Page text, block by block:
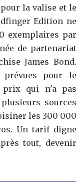
la valise et le
Edition ne
exemplaires par
de partenariat
James Bond.
pour le
prix qui n'a pas
sources
les 300 000
Un tarif digne
tout, devenir